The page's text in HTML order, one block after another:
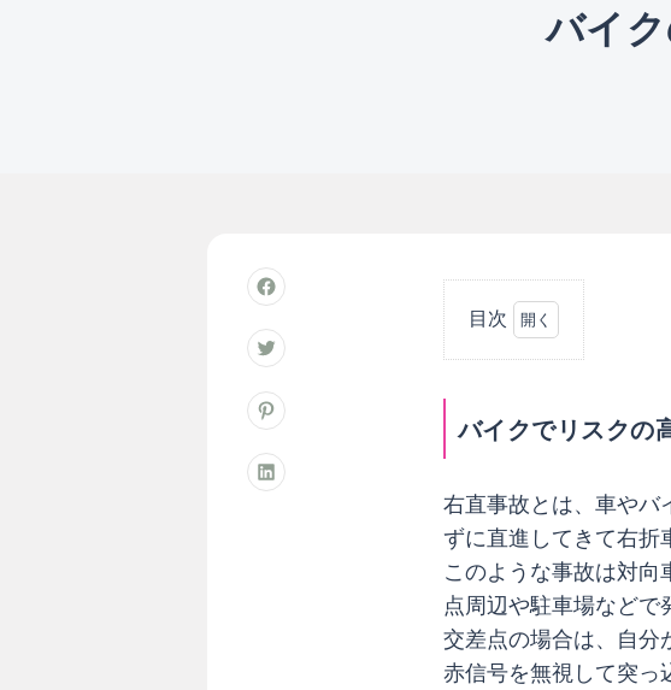
バイ
目次
バ
ク
で
ス
ク
の
高
い
右
直
バイクでリスクの
右直事故とは、車やバ
ずに直進してきて右折
このような事故は対
点周辺や駐車場などで
交差点の場合は、自分
赤信号を無視して突っ